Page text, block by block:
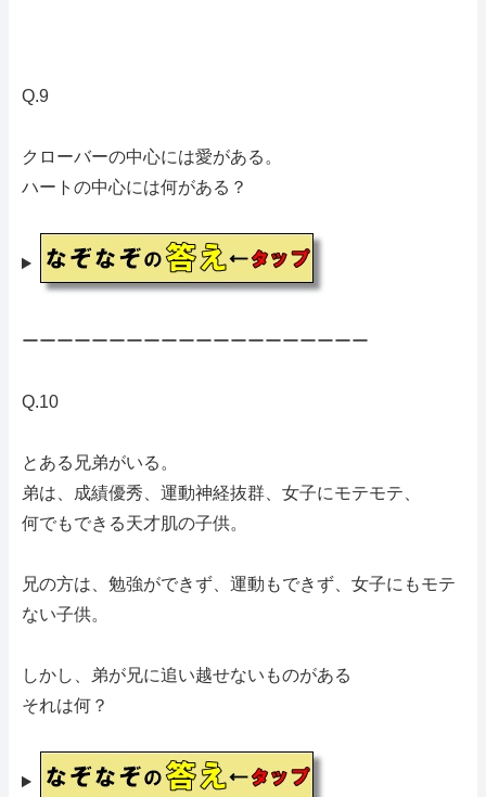
Q.9
クローバーの中心には愛がある。
ハートの中心には何がある？
ーーーーーーーーーーーーーーーーーーーー
Q.10
とある兄弟がいる。
弟は、成績優秀、運動神経抜群、女子にモテモテ、
何でもできる天才肌の子供。
兄の方は、勉強ができず、運動もできず、女子にもモテ
ない子供。
しかし、弟が兄に追い越せないものがある
それは何？